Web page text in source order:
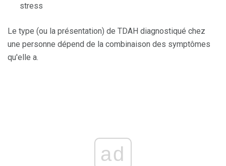
stress
Le type (ou la présentation) de TDAH diagnostiqué chez
une personne dépend de la combinaison des symptômes
qu'elle a.
ad